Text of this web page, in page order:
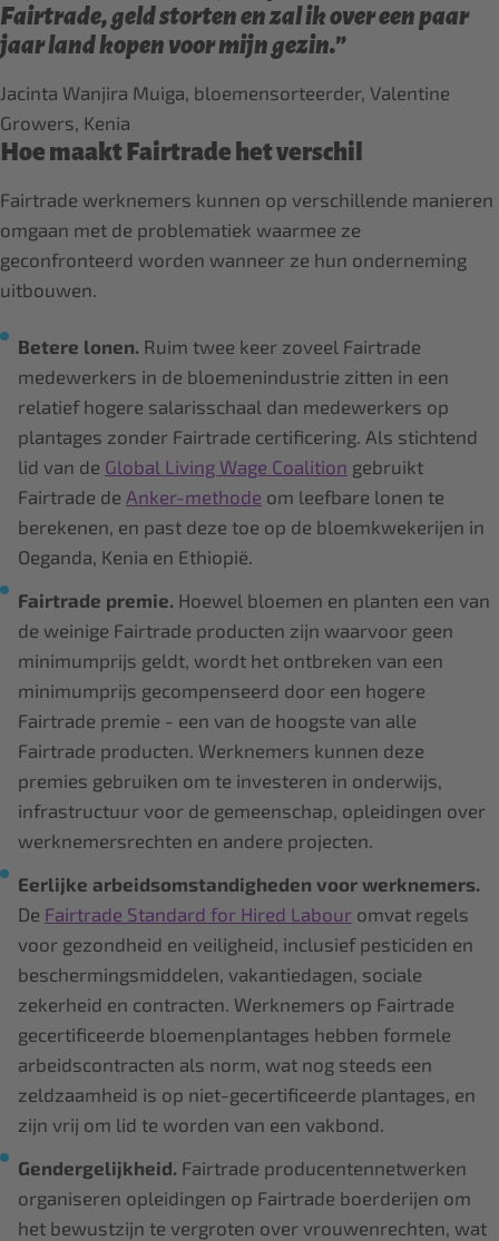
Fairtrade, geld storten en zal ik over een paar
jaar land kopen voor mijn gezin.”
Jacinta Wanjira Muiga, bloemensorteerder, Valentine
Growers, Kenia
Hoe maakt Fairtrade het verschil
Fairtrade werknemers kunnen op verschillende manieren
omgaan met de problematiek waarmee ze
geconfronteerd worden wanneer ze hun onderneming
uitbouwen.
Betere lonen. Ruim twee keer zoveel Fairtrade
medewerkers in de bloemenindustrie zitten in een
relatief hogere salarisschaal dan medewerkers op
plantages zonder Fairtrade certificering. Als stichtend
lid van de Global Living Wage Coalition gebruikt
Fairtrade de Anker-methode om leefbare lonen te
berekenen, en past deze toe op de bloemkwekerijen in
Oeganda, Kenia en Ethiopië.
Fairtrade premie. Hoewel bloemen en planten een van
de weinige Fairtrade producten zijn waarvoor geen
minimumprijs geldt, wordt het ontbreken van een
minimumprijs gecompenseerd door een hogere
Fairtrade premie - een van de hoogste van alle
Fairtrade producten. Werknemers kunnen deze
premies gebruiken om te investeren in onderwijs,
infrastructuur voor de gemeenschap, opleidingen over
werknemersrechten en andere projecten.
Eerlijke arbeidsomstandigheden voor werknemers.
De Fairtrade Standard for Hired Labour omvat regels
voor gezondheid en veiligheid, inclusief pesticiden en
beschermingsmiddelen, vakantiedagen, sociale
zekerheid en contracten. Werknemers op Fairtrade
gecertificeerde bloemenplantages hebben formele
arbeidscontracten als norm, wat nog steeds een
zeldzaamheid is op niet-gecertificeerde plantages, en
zijn vrij om lid te worden van een vakbond.
Gendergelijkheid. Fairtrade producentennetwerken
organiseren opleidingen op Fairtrade boerderijen om
het bewustzijn te vergroten over vrouwenrechten, wat